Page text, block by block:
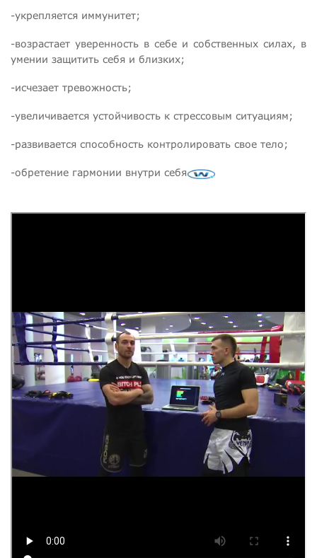
-укрепляется иммунитет;
-возрастает уверенность в себе и собственных силах, в
умении защитить себя и близких;
-исчезает тревожность;
-увеличивается устойчивость к стрессовым ситуациям;
-развивается способность контролировать свое тело;
-обретение гармонии внутри себя